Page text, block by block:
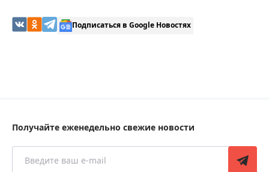
Подписаться в Google Новостях
Получайте еженедельно свежие новости